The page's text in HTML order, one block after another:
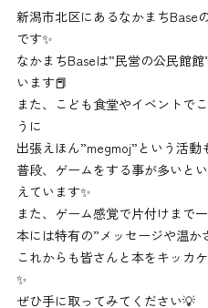
新潟市北区にあるなかまちBase
です✨
なかまちBaseは”民営の公民館
います📕
また、こども食堂やイベントで
うに
出張えほん”megmoj”という活動
普段、ゲームをする事が多いと
えています✨
また、ゲーム感覚で片付けまで
本には特有の”メッセージや温か
これからも皆さんと本をキッカ
✨
ぜひ手に取ってみてください💡